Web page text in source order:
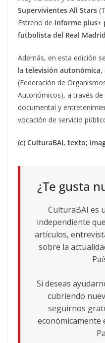
Supervivientes All Stars
Estreno de Informe plus+
futbolista del Real
Además, en esta edición
la televisión autonómica,
(Federación de
Autonómicos), a través
documental y
vocación de servicio
(c) CulturaBAI, texto;
¿Te gusta
CulturaBAI es
independiente
artículos,
sobre la
Si deseas
cubriendo
seguirnos
económicamente